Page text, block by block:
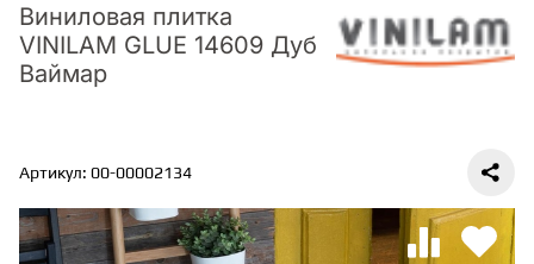
Вопросы и ответы
Видеообзоры
Полезная информация
Как выбрать
Контакты
ЛАМИНАТ
ПАРКЕТНАЯ ДОСКА
Виниловая плитка
VINILAM GLUE 14609 Дуб
Ваймар
Артикул: 00-00002134